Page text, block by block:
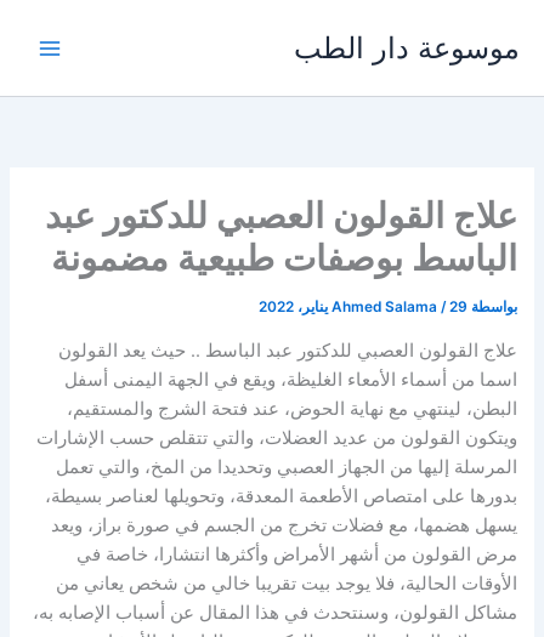
المحتوى
موسوعة دار الطب
علاج القولون العصبي للدكتور عبد
الباسط بوصفات طبيعية مضمونة
بواسطة Ahmed Salama /29 يناير، 2022
علاج القولون العصبي للدكتور عبد الباسط .. حيث يعد القولون
اسما من أسماء الأمعاء الغليظة، ويقع في الجهة اليمنى أسفل
البطن، لينتهي مع نهاية الحوض، عند فتحة الشرج والمستقيم،
ويتكون القولون من عديد العضلات، والتي تتقلص حسب الإشارات
المرسلة إليها من الجهاز العصبي وتحديدا من المخ، والتي تعمل
بدورها على امتصاص الأطعمة المعدقة، وتحويلها لعناصر بسيطة،
يسهل هضمها، مع فضلات تخرج من الجسم في صورة براز، ويعد
مرض القولون من أشهر الأمراض وأكثرها انتشارا، خاصة في
الأوقات الحالية، فلا يوجد بيت تقريبا خالي من شخص يعاني من
مشاكل القولون، وسنتحدث في هذا المقال عن أسباب الإصابه به،